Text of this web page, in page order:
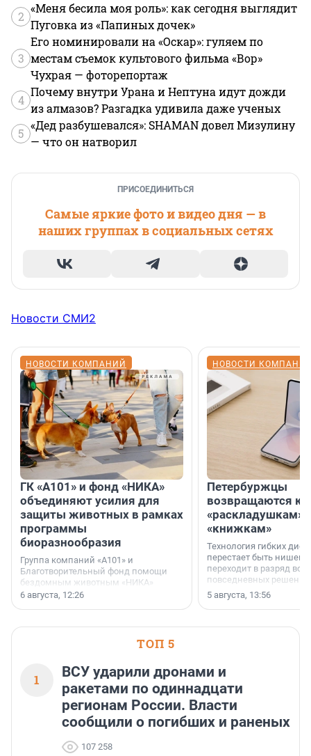
2
«Меня бесила моя роль»: как сегодня выглядит
Пуговка из «Папиных дочек»
3
Его номинировали на «Оскар»: гуляем по
местам съемок культового фильма «Вор»
Чухрая — фоторепортаж
4
Почему внутри Урана и Нептуна идут дожди
из алмазов? Разгадка удивила даже ученых
5
«Дед разбушевался»: SHAMAN довел Мизулину
— что он натворил
ПРИСОЕДИНИТЬСЯ
Самые яркие фото и видео дня — в
наших группах в социальных сетях
Новости СМИ2
НОВОСТИ КОМПАНИЙ
ГК «А101» и фонд «НИКА»
объединяют усилия для
защиты животных в рамках
программы
биоразнообразия
Группа компаний «А101» и
Благотворительный фонд помощи
бездомным животным «НИКА»
заключили соглашение о
6 августа, 12:26
НОВОСТИ
Петербуржцы
возвращаются к
«раскладушкам»
«книжкам»
Технология гибких
перестает быть
переходит в разряд
повседневных
5 августа, 13:56
ТОП 5
1
ВСУ ударили дронами и
ракетами по одиннадцати
регионам России. Власти
сообщили о погибших и раненых
107 258